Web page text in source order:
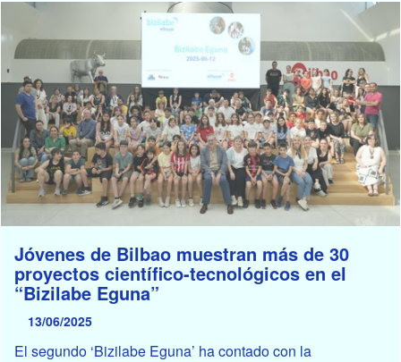
Jóvenes de Bilbao muestran más de 30
proyectos científico-tecnológicos en el
“Bizilabe Eguna”
13/06/2025
El segundo ‘Bizilabe Eguna’ ha contado con la